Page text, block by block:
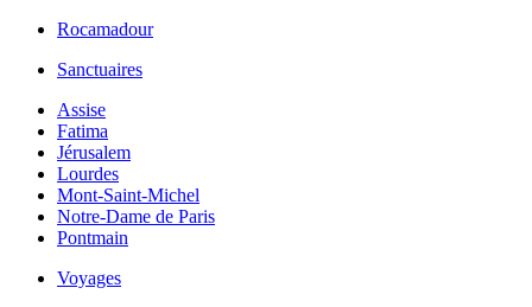
Rocamadour
Sanctuaires
Assise
Fatima
Jérusalem
Lourdes
Mont-Saint-Michel
Notre-Dame de Paris
Pontmain
Voyages